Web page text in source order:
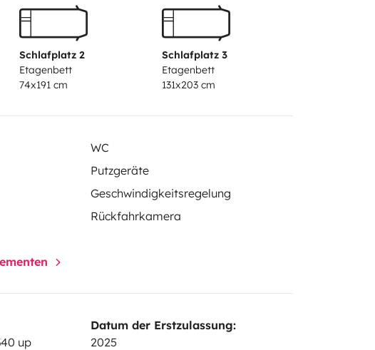
Schlauch zum
Zusätzliche
Komplette
Besteckset (Teller, Tassen,
Schlafplatz 2
Etagenbett
74x191 cm
Schlafplatz 3
Etagenbett
131x203 cm
WC
Putzgeräte
Geschwindigkeitsregelung
Rückfahrkamera
up
Datum der Erstzulassung:
2025